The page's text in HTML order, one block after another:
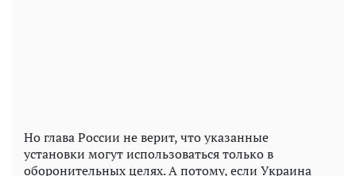
Но глава России не верит, что указанные
установки могут использоваться только в
оборонительных целях. А потому, если Украина